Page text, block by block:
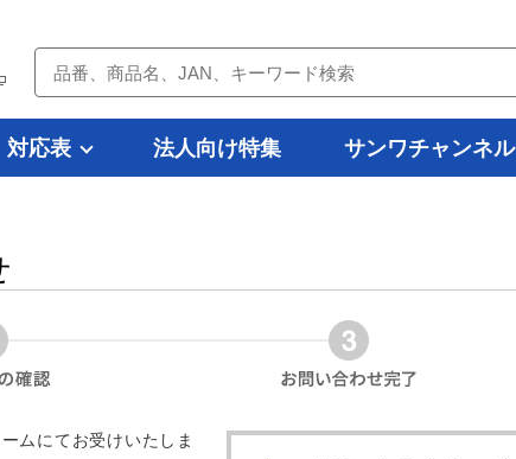
対応表 法人向け特集 サンワチャンネル
ムにてお受けいたしま